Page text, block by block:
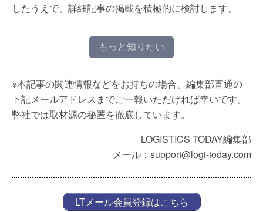
したうえで、詳細記事の掲載を積極的に検討します。
もっと知りたい
※本記事の関連情報などをお持ちの場合、編集部直通の
下記メールアドレスまでご一報いただければ幸いです。
弊社では取材源の秘匿を徹底しています。
LOGISTICS TODAY編集部
メール：support@logi-today.com
LTメール会員登録はこちら